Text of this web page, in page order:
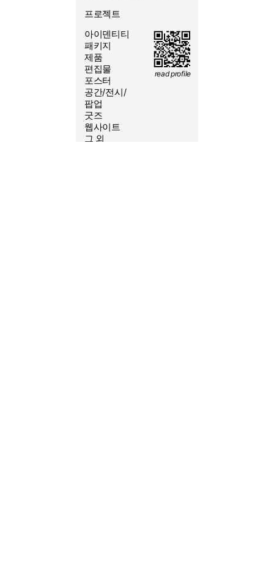
프로젝트
아이덴티티
패키지
제품
편집물
포스터
공간/전시/
팝업
굿즈
웹사이트
그 외
read profile
2026/08/8 18:05:17
yeoleum.kr@gmail.com